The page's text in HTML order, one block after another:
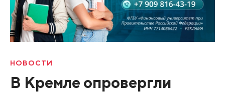
НОВОСТИ
В Кремле опровергли